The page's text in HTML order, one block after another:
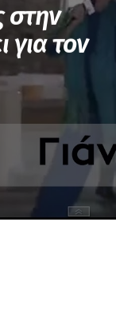
στην
τον